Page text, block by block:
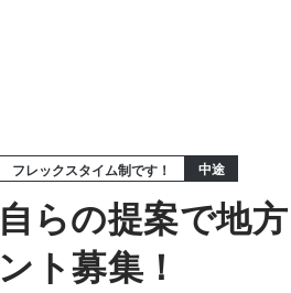
フレックスタイム制です！ 中途
自らの提案で地
ント募集！